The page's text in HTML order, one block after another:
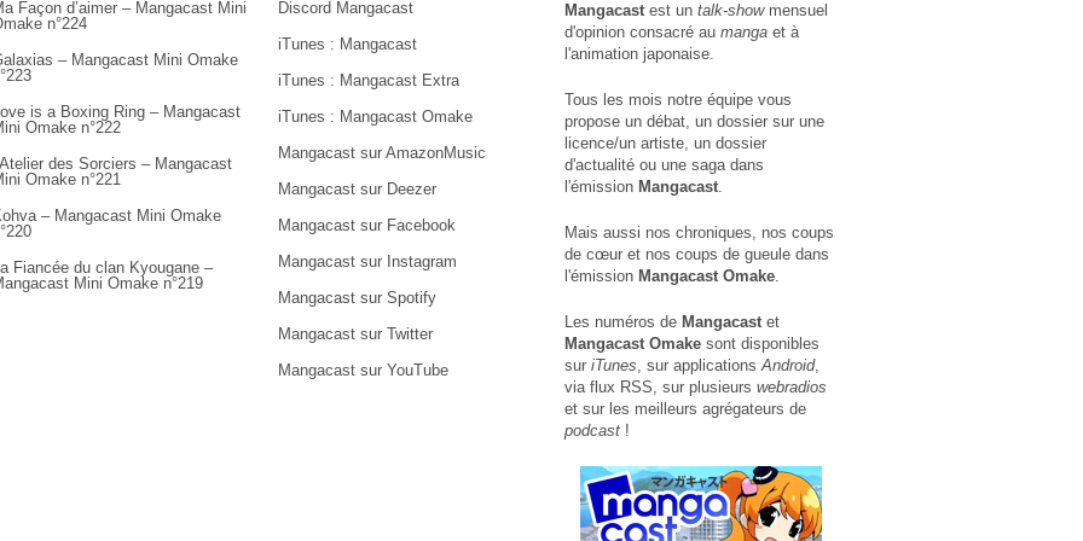
Façon d’aimer – Mangacast Mini
n°224
– Mangacast Mini Omake
is a Boxing Ring – Mangacast
Omake n°222
des Sorciers – Mangacast
Omake n°221
– Mangacast Mini Omake
Fiancée du clan Kyougane –
Mini Omake n°219
Discord Mangacast
iTunes : Mangacast
iTunes : Mangacast Extra
iTunes : Mangacast Omake
Mangacast sur AmazonMusic
Mangacast sur Deezer
Mangacast sur Facebook
Mangacast sur Instagram
Mangacast sur Spotify
Mangacast sur Twitter
Mangacast sur YouTube
Mangacastest un talk-showmensuel
d'opinion consacré au manga et à
l'animation japonaise.
Tous les mois notre équipe vous
propose un débat, un dossier sur une
licence/un artiste, un dossier
d'actualité ou une saga dans
l'émission Mangacast.
Mais aussi nos chroniques, nos coups
de cœur et nos coups de gueule dans
l'émission Mangacast Omake.
Les numéros de Mangacastet
Mangacast Omake sont disponibles
sur iTunes, sur applicationsAndroid,
via flux RSS, sur plusieurs webradios
et sur les meilleurs agrégateurs de
podcast !